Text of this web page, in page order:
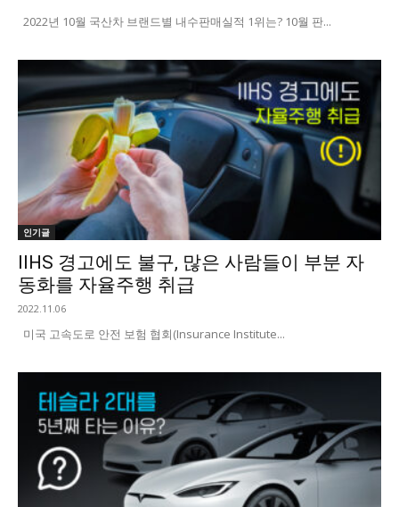
2022년 10월 국산차 브랜드별 내수판매실적 1위는? 10월 판...
인기글
IIHS 경고에도 불구, 많은 사람들이 부분 자
동화를 자율주행 취급
2022.11.06
미국 고속도로 안전 보험 협회(Insurance Institute...